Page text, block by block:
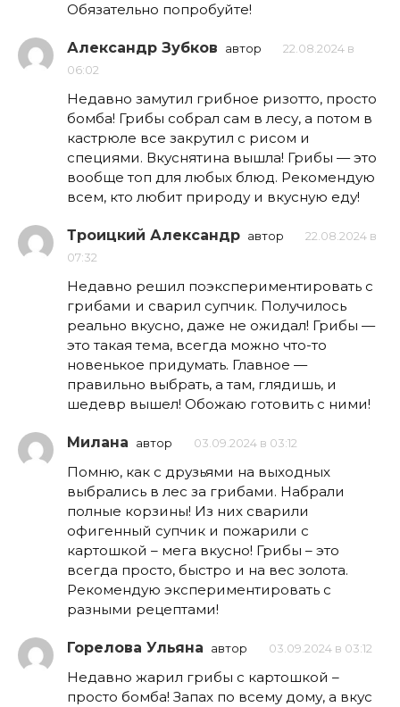
Обязательно попробуйте!
Александр Зубков автор
22.08.2024 в
06:02
Недавно замутил грибное ризотто, просто
бомба! Грибы собрал сам в лесу, а потом в
кастрюле все закрутил с рисом и
специями. Вкуснятина вышла! Грибы — это
вообще топ для любых блюд. Рекомендую
всем, кто любит природу и вкусную еду!
Троицкий Александр автор
22.08.2024 в
07:32
Недавно решил поэкспериментировать с
грибами и сварил супчик. Получилось
реально вкусно, даже не ожидал! Грибы —
это такая тема, всегда можно что-то
новенькое придумать. Главное —
правильно выбрать, а там, глядишь, и
шедевр вышел! Обожаю готовить с ними!
Милана автор 03.09.2024 в 03:12
Помню, как с друзьями на выходных
выбрались в лес за грибами. Набрали
полные корзины! Из них сварили
офигенный супчик и пожарили с
картошкой – мега вкусно! Грибы – это
всегда просто, быстро и на вес золота.
Рекомендую экспериментировать с
разными рецептами!
Горелова Ульяна автор 03.09.2024 в 03:12
Недавно жарил грибы с картошкой –
просто бомба! Запах по всему дому, а вкус